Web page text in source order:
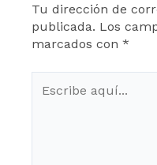
Tu dirección de
publicada. Los
marcados con *
aquí...